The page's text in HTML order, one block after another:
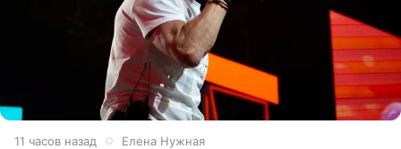
11 часов назад Елена Нужная